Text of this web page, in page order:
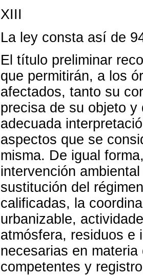
XIII
La ley consta así de
El título preliminar
que permitirán, a los
afectados, tanto su
precisa de su objeto
adecuada
aspectos que se
misma. De igual
intervención
sustitución del
calificadas, la
urbanizable,
atmósfera, residuos e
necesarias en
competentes y